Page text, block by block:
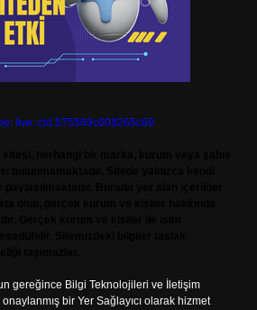
live:.cid.575569c608265c69
gereğince Bilgi Teknolojileri ve İletişim
bir Yer Sağlayıcı olarak hizmet